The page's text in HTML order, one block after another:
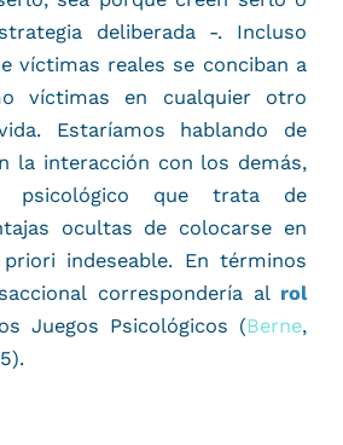
deliberada -. Incluso
víctimas reales se conciban a
víctimas en cualquier otro
Estaríamos hablando de
la interacción con los demás,
psicológico que trata de
ocultas de colocarse en
indeseable. En términos
correspondería al rol
Juegos Psicológicos (Berne,